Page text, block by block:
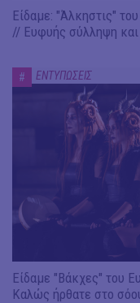
Είδαμε: "Άλκηστις"
// Ευφυής σύλληψη και
# ΕΝΤΥΠΩΣΕΙΣ
Είδαμε "Βάκχες" του
Καλώς ήρθατε στο